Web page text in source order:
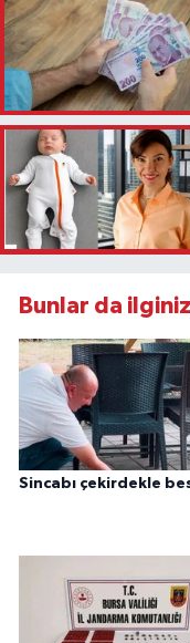
Bunlar da
Sincabı çekirdekle